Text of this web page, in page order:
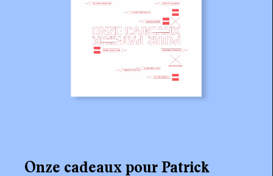
artistes en résidence
lectures performées
podcasts
portraits
Onze cadeaux pour Patrick